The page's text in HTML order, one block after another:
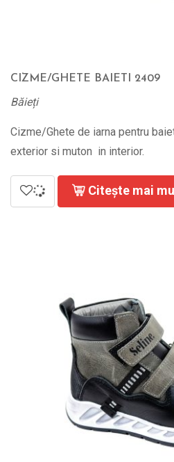
CIZME/GHETE BAIETI 2409
Băieți
Cizme/Ghete de iarna pentru
exterior si muton in interior.
Citește mai